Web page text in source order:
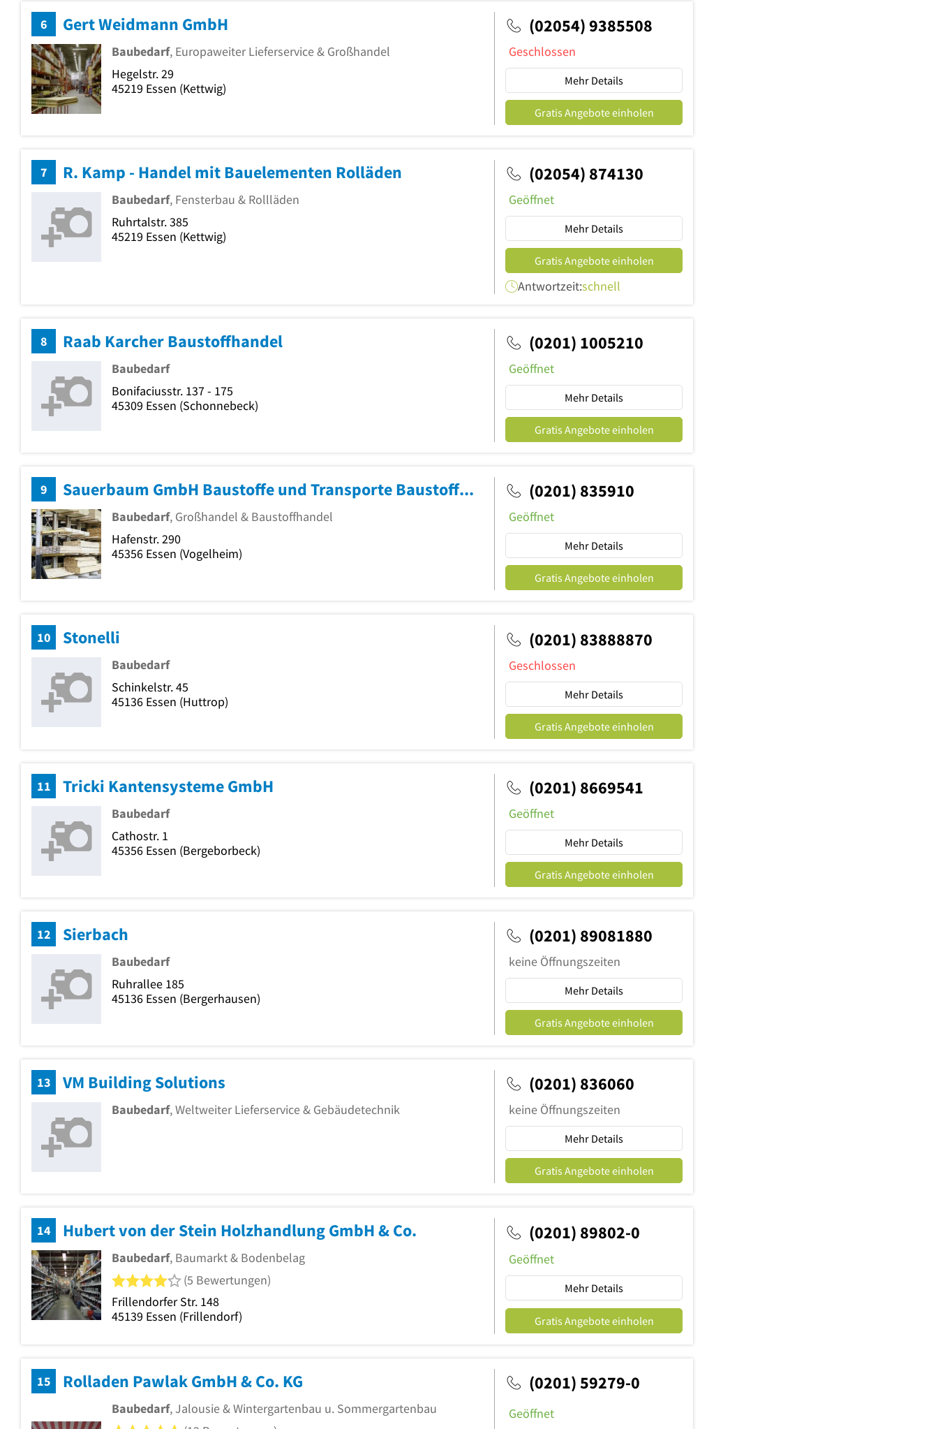
6 Gert Weidmann GmbH
Baubedarf, Europaweiter Lieferservice & Großhandel
Hegelstr. 29
45219 Essen (Kettwig)
(02054) 9385508
Geschlossen
Mehr Details
Gratis Angebote einholen
7 R. Kamp - Handel mit Bauelementen Rolläden
Baubedarf, Fensterbau & Rollläden
Ruhrtalstr. 385
45219 Essen (Kettwig)
(02054) 874130
Geöffnet
Mehr Details
Gratis Angebote einholen
Antwortzeit:schnell
8 Raab Karcher Baustoffhandel
Baubedarf
Bonifaciusstr. 137 - 175
45309 Essen (Schonnebeck)
(0201) 1005210
Geöffnet
Mehr Details
Gratis Angebote einholen
9 Sauerbaum GmbH Baustoffe und Transporte Baustoffhandel und Transporte
Baubedarf, Großhandel & Baustoffhandel
Hafenstr. 290
45356 Essen (Vogelheim)
(0201) 835910
Geöffnet
Mehr Details
Gratis Angebote einholen
10 Stonelli
Baubedarf
Schinkelstr. 45
45136 Essen (Huttrop)
(0201) 83888870
Geschlossen
Mehr Details
Gratis Angebote einholen
11 Tricki Kantensysteme GmbH
Baubedarf
Cathostr. 1
45356 Essen (Bergeborbeck)
(0201) 8669541
Geöffnet
Mehr Details
Gratis Angebote einholen
12 Sierbach
Baubedarf
Ruhrallee 185
45136 Essen (Bergerhausen)
(0201) 89081880
keine Öffnungszeiten
Mehr Details
Gratis Angebote einholen
13 VM Building Solutions
Baubedarf, Weltweiter Lieferservice & Gebäudetechnik
(0201) 836060
keine Öffnungszeiten
Mehr Details
Gratis Angebote einholen
14 Hubert von der Stein Holzhandlung GmbH & Co.
Baubedarf, Baumarkt & Bodenbelag
4 von 5 Sternen
(5 Bewertungen)
Frillendorfer Str. 148
45139 Essen (Frillendorf)
(0201) 89802-0
Geöffnet
Mehr Details
Gratis Angebote einholen
15 Rolladen Pawlak GmbH & Co. KG
Baubedarf, Jalousie & Wintergartenbau u. Sommergartenbau
(0201) 59279-0
Geöffnet